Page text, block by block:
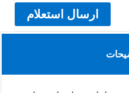
ارسال استعلام